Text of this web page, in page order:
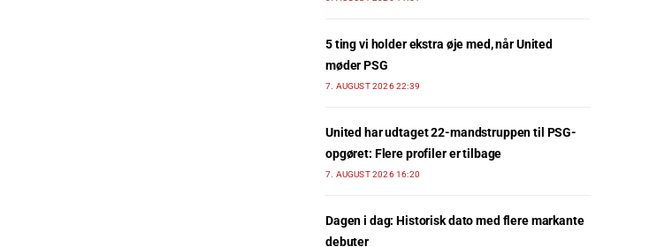
5 ting vi holder ekstra øje med, når United
møder PSG
7. AUGUST 2026 22:39
United har udtaget 22-mandstruppen til PSG-
opgøret: Flere profiler er tilbage
7. AUGUST 2026 16:20
Dagen i dag: Historisk dato med flere markante
debuter